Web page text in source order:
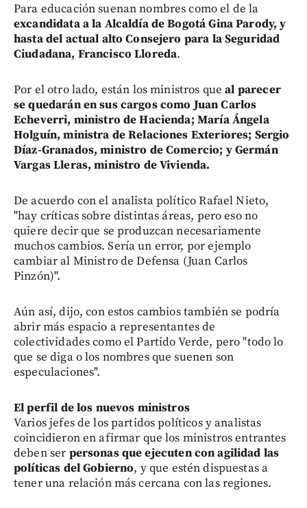
Para educación suenan nombres como el de la
excandidata a la Alcaldía de Bogotá Gina Parody, y
hasta del actual alto Consejero para la Seguridad
Ciudadana, Francisco Lloreda.
Por el otro lado, están los ministros queal parecer
se quedarán en sus cargos como Juan Carlos
Echeverri, ministro de Hacienda; María Ángela
Holguín, ministra de Relaciones Exteriores; Sergio
Díaz-Granados, ministro de Comercio; y Germán
Vargas Lleras, ministro de Vivienda.
De acuerdo con el analista político Rafael Nieto,
"hay críticas sobre distintas áreas, pero eso no
quiere decir que se produzcan necesariamente
muchos cambios. Sería un error, por ejemplo
cambiar al Ministro de Defensa (Juan Carlos
Pinzón)".
Aún así, dijo, con estos cambios también se podría
abrir más espacio a representantes de
colectividades como el Partido Verde, pero "todo lo
que se diga o los nombres que suenen son
especulaciones".
El perfil de los nuevos ministros
Varios jefes de los partidos políticos y analistas
coincidieron en afirmar que los ministros entrantes
deben ser personas que ejecuten con agilidad las
políticas del Gobierno, y que estén dispuestas a
tener una relación más cercana con las regiones.